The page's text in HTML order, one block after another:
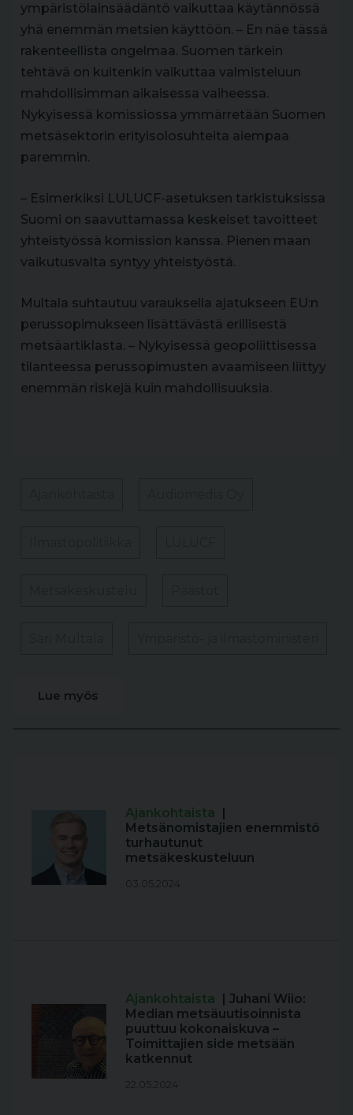
ympäristölainsäädäntö vaikuttaa käytännössä
yhä enemmän metsien käyttöön. – En näe tässä
rakenteellista ongelmaa. Suomen tärkein
tehtävä on kuitenkin vaikuttaa valmisteluun
mahdollisimman aikaisessa vaiheessa.
Nykyisessä komissiossa ymmärretään Suomen
metsäsektorin erityisolosuhteita aiempaa
paremmin.
– Esimerkiksi LULUCF-asetuksen tarkistuksissa
Suomi on saavuttamassa keskeiset tavoitteet
yhteistyössä komission kanssa. Pienen maan
vaikutusvalta syntyy yhteistyöstä.
Multala suhtautuu varauksella ajatukseen EU:n
perussopimukseen lisättävästä erillisestä
metsäartiklasta. – Nykyisessä geopoliittisessa
tilanteessa perussopimusten avaamiseen liittyy
enemmän riskejä kuin mahdollisuuksia.
Lue myös
Ajankohtaista |
Metsänomistajien enemmistö
turhautunut
metsäkeskusteluun
03.05.2024
Ajankohtaista | Juhani Wiio:
Median metsäuutisoinnista
puuttuu kokonaiskuva –
Toimittajien side metsään
katkennut
22.05.2024